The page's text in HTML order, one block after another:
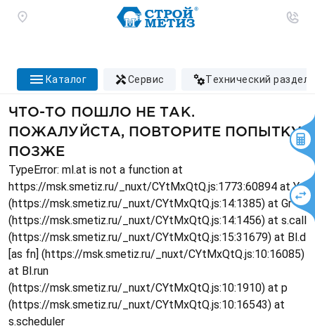
каталог сервис технический раздел
ЧТО-ТО ПОШЛО НЕ ТАК.
ПОЖАЛУЙСТА, ПОВТОРИТЕ ПОПЫТКУ
ПОЗЖЕ
TypeError: ml.at is not a function at
https://msk.smetiz.ru/_nuxt/CYtMxQtQ.js:1773:60894 at Ys
(https://msk.smetiz.ru/_nuxt/CYtMxQtQ.js:14:1385) at Gr
(https://msk.smetiz.ru/_nuxt/CYtMxQtQ.js:14:1456) at s.call
(https://msk.smetiz.ru/_nuxt/CYtMxQtQ.js:15:31679) at Bl.d
[as fn] (https://msk.smetiz.ru/_nuxt/CYtMxQtQ.js:10:16085)
at Bl.run
(https://msk.smetiz.ru/_nuxt/CYtMxQtQ.js:10:1910) at p
(https://msk.smetiz.ru/_nuxt/CYtMxQtQ.js:10:16543) at
s.scheduler